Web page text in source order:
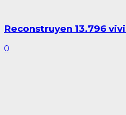
Reconstruyen 13.796
0